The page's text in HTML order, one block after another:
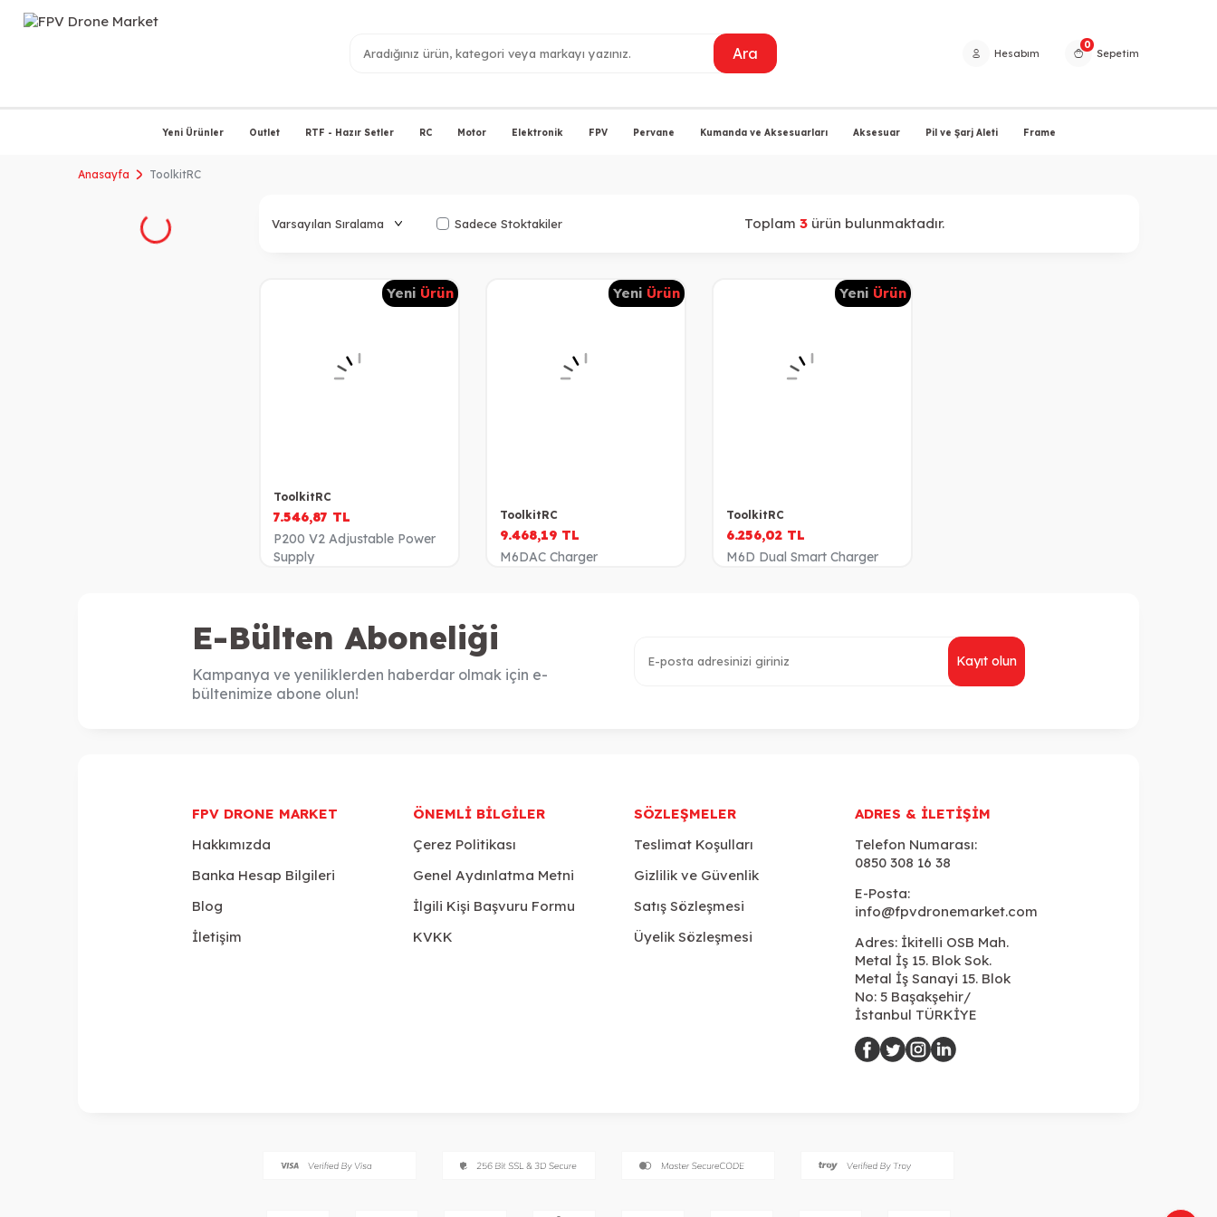
Ara Hesabım
0
Sepetim
Yeni Ürünler Outlet RTF - Hazır Setler RC Motor Elektronik FPV Pervane Kumanda ve Aksesuarları Aksesuar Pil ve Şarj Aleti Frame
Anasayfa ToolkitRC
Sadece Stoktakiler Toplam 3 ürün bulunmaktadır.
Yeni Ürün
ToolkitRC
7.546,87 TL
P200 V2 Adjustable Power
Supply
Yeni Ürün
ToolkitRC
9.468,19 TL
M6DAC Charger
Yeni Ürün
ToolkitRC
6.256,02 TL
M6D Dual Smart Charger
E-Bülten Aboneliği
Kampanya ve yeniliklerden haberdar olmak için e-
bültenimize abone olun!
Kayıt olun
FPV DRONE MARKET
Hakkımızda
Banka Hesap Bilgileri
Blog
İletişim
ÖNEMLI BILGILER
Çerez Politikası
Genel Aydınlatma Metni
İlgili Kişi Başvuru Formu
KVKK
SÖZLEŞMELER
Teslimat Koşulları
Gizlilik ve Güvenlik
Satış Sözleşmesi
Üyelik Sözleşmesi
ADRES & İLETIŞIM
Telefon Numarası:
0850 308 16 38
E-Posta:
info@fpvdronemarket.com
Adres: İkitelli OSB Mah.
Metal İş 15. Blok Sok.
Metal İş Sanayi 15. Blok
No: 5 Başakşehir/
İstanbul TÜRKİYE